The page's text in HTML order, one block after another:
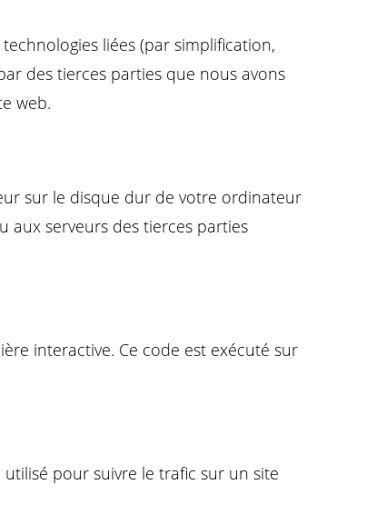
liées (par simplification,
des tierces parties que nous avons
web.
sur le disque dur de votre ordinateur
aux serveurs des tierces parties
interactive. Ce code est exécuté sur
pour suivre le trafic sur un site